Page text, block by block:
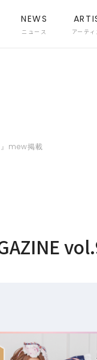
NEWS
ニュース アーティ
』mew掲載